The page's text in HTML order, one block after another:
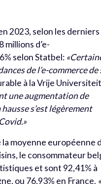
2023, selon les derniers
millions d’e-
selon Statbel:
de l’e-commerce de
à la Vrije
une augmentation de
s’est légèrement
la moyenne européenne
le consommateur
et sont 92,41% à
ou 76,93% en France.